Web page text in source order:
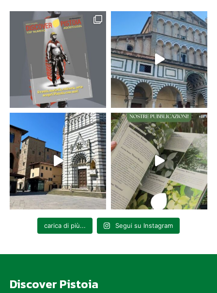
carica di più... Segui su Instagram
Discover Pistoia